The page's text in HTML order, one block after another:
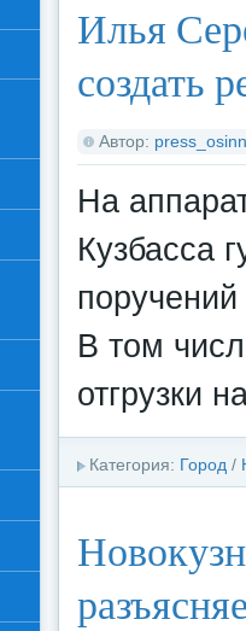
Илья
создать
Автор:
На
Кузбасса
поручений
В том
отгрузки
Категория: Город /